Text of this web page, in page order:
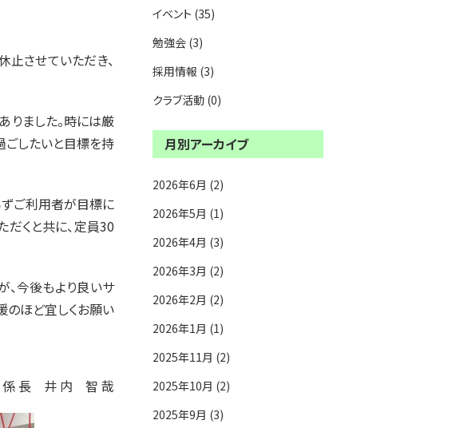
イベント (35)
勉強会 (3)
採用情報 (3)
クラブ活動 (0)
月別アーカイブ
2026年6月 (2)
2026年5月 (1)
2026年4月 (3)
2026年3月 (2)
2026年2月 (2)
2026年1月 (1)
2025年11月 (2)
2025年10月 (2)
2025年9月 (3)
させていただき、
りました。時には厳
ごしたいと目標を持
ずご利用者が目標に
だくと共に、定員30
、今後もより良いサ
のほど宜しくお願い
係 長 井 内 智 哉